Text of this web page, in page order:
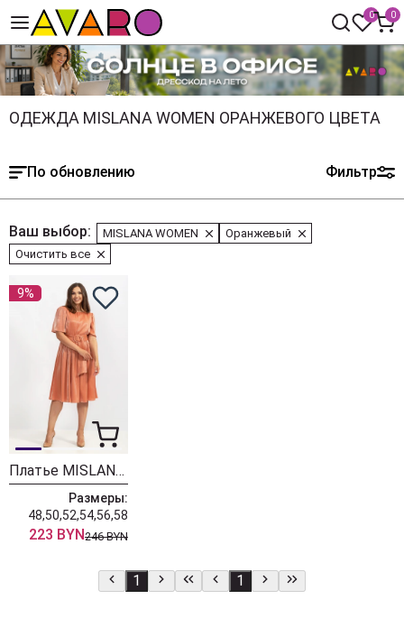
0 0
ОДЕЖДА MISLANA WOMEN ОРАНЖЕВОГО ЦВЕТА
По обновлению Фильтр
Ваш выбор: MISLANA WOMEN
Оранжевый
Очистить все
9%
Платье MISLANA WOMEN 5521
Размеры:
48,50,52,54,56,58
223 BYN246 BYN
1 1